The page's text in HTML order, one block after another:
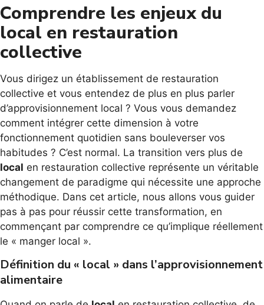
Comprendre les enjeux du
local en restauration
collective
Vous dirigez un établissement de restauration
collective et vous entendez de plus en plus parler
d’approvisionnement local ? Vous vous demandez
comment intégrer cette dimension à votre
fonctionnement quotidien sans bouleverser vos
habitudes ? C’est normal. La transition vers plus de
local en restauration collective représente un véritable
changement de paradigme qui nécessite une approche
méthodique. Dans cet article, nous allons vous guider
pas à pas pour réussir cette transformation, en
commençant par comprendre ce qu’implique réellement
le « manger local ».
Définition du « local » dans l’approvisionnement
alimentaire